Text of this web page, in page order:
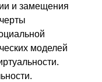
и замещения
моделей